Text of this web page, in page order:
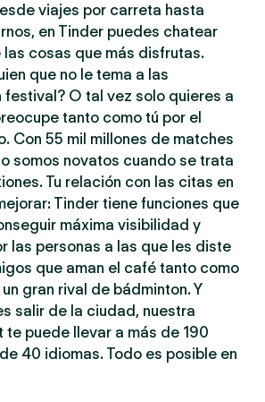
viajes por carreta hasta
en Tinder puedes chatear
cosas que más disfrutas.
que no le tema a las
festival? O tal vez solo quieres a
tanto como tú por el
Con 55 mil millones de matches
somos novatos cuando se trata
Tu relación con las citas en
Tinder tiene funciones que
máxima visibilidad y
las personas a las que les diste
que aman el café tanto como
gran rival de bádminton. Y
salir de la ciudad, nuestra
te puede llevar a más de 190
40 idiomas. Todo es posible en